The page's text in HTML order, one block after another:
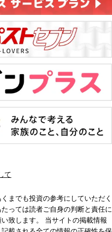
て
までも投資の参考にしていただく
っては読者ご自身の判断と責任に
致します。 当サイトの掲載情報